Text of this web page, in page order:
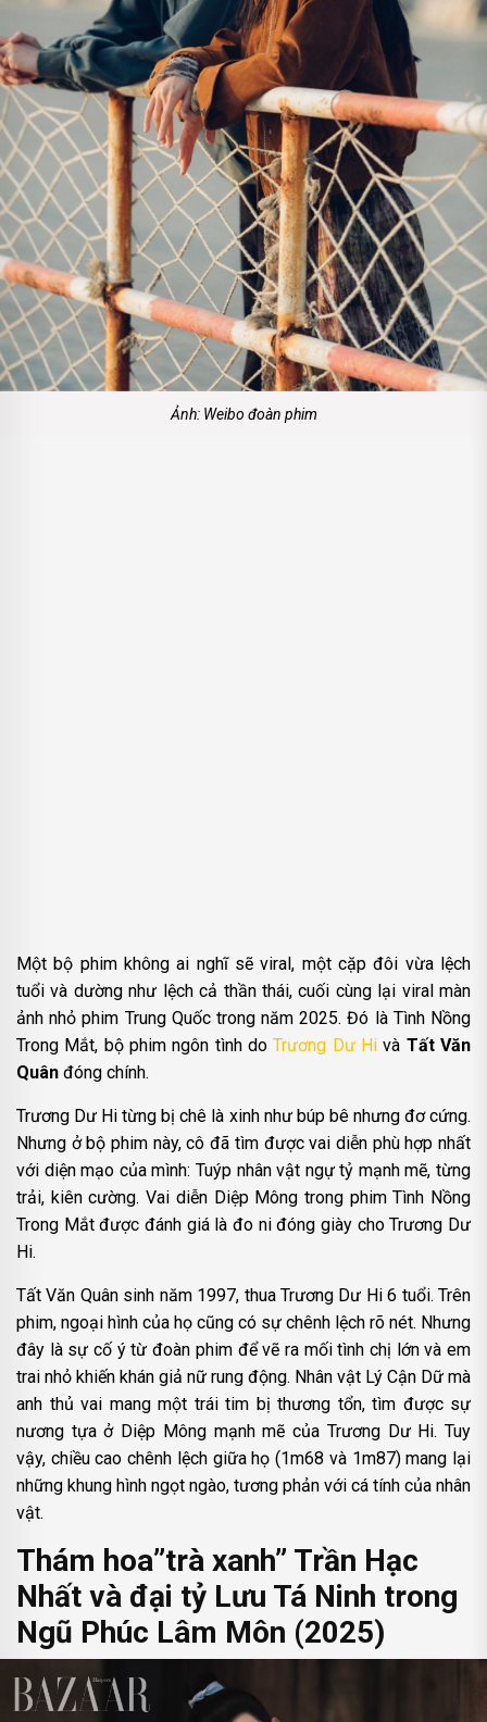
Ảnh: Weibo đoàn phim
Một bộ phim không ai nghĩ sẽ viral, một cặp đôi vừa lệch
tuổi và dường như lệch cả thần thái, cuối cùng lại viral màn
ảnh nhỏ phim Trung Quốc trong năm 2025. Đó là Tình Nồng
Trong Mắt, bộ phim ngôn tình doTrương Dư Hi và Tất Văn
Quân đóng chính.
Trương Dư Hi từng bị chê là xinh như búp bê nhưng đơ cứng.
Nhưng ở bộ phim này, cô đã tìm được vai diễn phù hợp nhất
với diện mạo của mình: Tuýp nhân vật ngự tỷ mạnh mẽ, từng
trải, kiên cường. Vai diễn Diệp Mông trong phim Tình Nồng
Trong Mắt được đánh giá là đo ni đóng giày cho Trương Dư
Hi.
Tất Văn Quân sinh năm 1997, thua Trương Dư Hi 6 tuổi. Trên
phim, ngoại hình của họ cũng có sự chênh lệch rõ nét. Nhưng
đây là sự cố ý từ đoàn phim để vẽ ra mối tình chị lớn và em
trai nhỏ khiến khán giả nữ rung động. Nhân vật Lý Cận Dữ mà
anh thủ vai mang một trái tim bị thương tổn, tìm được sự
nương tựa ở Diệp Mông mạnh mẽ của Trương Dư Hi. Tuy
vậy, chiều cao chênh lệch giữa họ (1m68 và 1m87) mang lại
những khung hình ngọt ngào, tương phản với cá tính của nhân
vật.
Thám hoa”trà xanh” Trần Hạc
Nhất và đại tỷ Lưu Tá Ninh trong
Ngũ Phúc Lâm Môn (2025)